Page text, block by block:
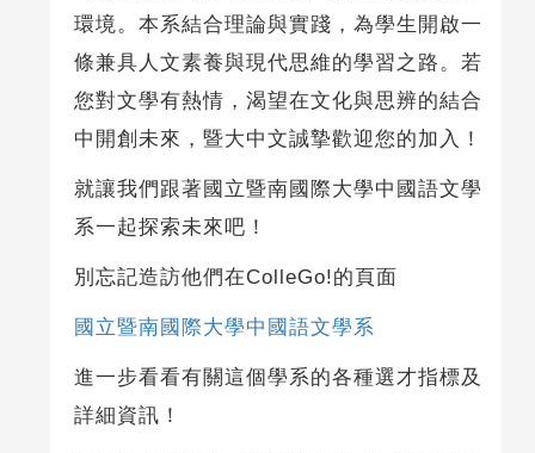
環境。本系結合理論與實踐，為學生開啟一
條兼具人文素養與現代思維的學習之路。若
您對文學有熱情，渴望在文化與思辨的結合
中開創未來，暨大中文誠摯歡迎您的加入！
就讓我們跟著國立暨南國際大學中國語文學
系一起探索未來吧！
別忘記造訪他們在ColleGo!的頁面
國立暨南國際大學中國語文學系
進一步看看有關這個學系的各種選才指標及
詳細資訊！